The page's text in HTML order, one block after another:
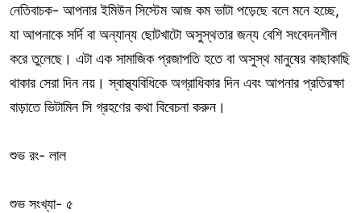
নেতিবাচক- আপনার ইমিউন সিস্টেম আজ কম ভাটা পড়েছে বলে মনে হচ্ছে,
যা আপনাকে সর্দি বা অন্যান্য ছোটখাটো অসুস্থতার জন্য বেশি সংবেদনশীল
করে তুলেছে। এটা এক সামাজিক প্রজাপতি হতে বা অসুস্থ মানুষের কাছাকাছি
থাকার সেরা দিন নয়। স্বাস্থ্যবিধিকে অগ্রাধিকার দিন এবং আপনার প্রতিরক্ষা
বাড়াতে ভিটামিন সি গ্রহণের কথা বিবেচনা করুন।
শুভ রং- লাল
শুভ সংখ্যা- ৫